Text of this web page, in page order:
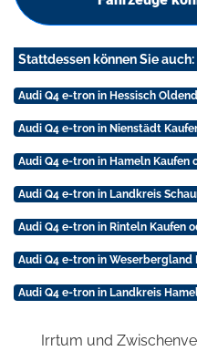
Stattdessen können Sie auch:
Audi Q4 e-tron in Hessisch
Audi Q4 e-tron in Nienstädt
Audi Q4 e-tron in Hameln Kaufen
Audi Q4 e-tron in Landkreis
Audi Q4 e-tron in Rinteln Kaufen
Audi Q4 e-tron in Weserbergland
Audi Q4 e-tron in Landkreis
Irrtum und